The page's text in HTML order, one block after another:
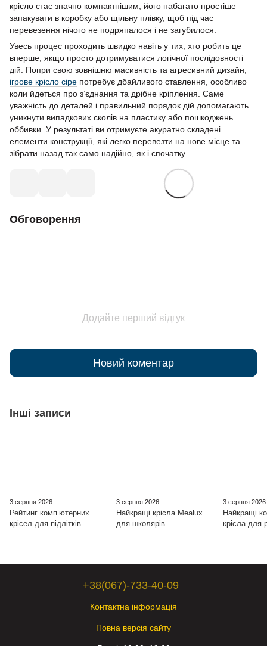
крісло стає значно компактнішим, його набагато простіше
запакувати в коробку або щільну плівку, щоб під час
перевезення нічого не подряпалося і не загубилося.
Увесь процес проходить швидко навіть у тих, хто робить це
вперше, якщо просто дотримуватися логічної послідовності
дій. Попри свою зовнішню масивність та агресивний дизайн,
ігрове крісло сіре потребує дбайливого ставлення, особливо
коли йдеться про з’єднання та дрібне кріплення. Саме
уважність до деталей і правильний порядок дій допомагають
уникнути випадкових сколів на пластику або пошкоджень
оббивки. У результаті ви отримуєте акуратно складені
елементи конструкції, які легко перевезти на нове місце та
зібрати назад так само надійно, як і спочатку.
Обговорення
Додайте перший відгук
Новий коментар
Інші записи
3 серпня 2026
Рейтинг комп’ютерних
крісел для підлітків
3 серпня 2026
Найкращі крісла Mealux
для школярів
3 серпня 2026
Найкращі
крісла для
+38(067)-733-40-09
Контактна інформація
Повна версія сайту